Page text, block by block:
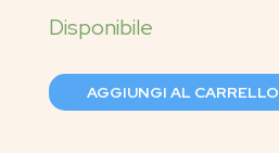
AGGIUNGI AL CARRELLO